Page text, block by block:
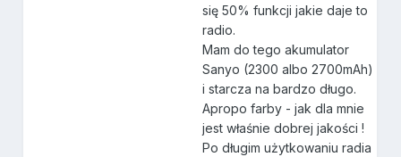
się 50% funkcji jakie daje to
radio.
Mam do tego akumulator
Sanyo (2300 albo 2700mAh)
i starcza na bardzo długo.
Apropo farby - jak dla mnie
jest właśnie dobrej jakości !
Po długim użytkowaniu radia